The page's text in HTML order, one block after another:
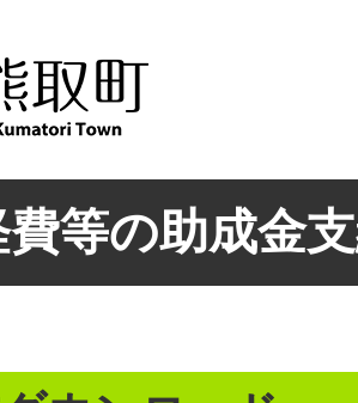
等の助成金